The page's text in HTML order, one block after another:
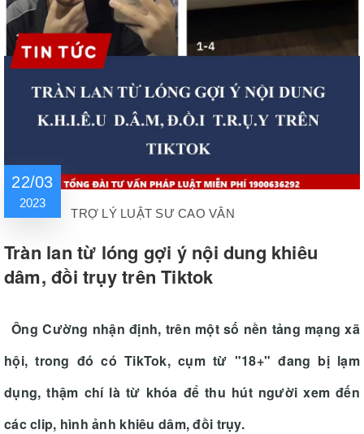
22/03
2023
TRỢ LÝ LUẬT SƯ CAO VÂN
Tràn lan từ lóng gợi ý nội dung khiêu
dâm, đồi trụy trên Tiktok
Ông Cường nhận định, trên một số nền tảng mạng xã
hội, trong đó có TikTok, cụm từ "18+" đang bị lạm
dụng, thậm chí là từ khóa để thu hút người xem đến
các clip, hình ảnh khiêu dâm, đồi trụy.